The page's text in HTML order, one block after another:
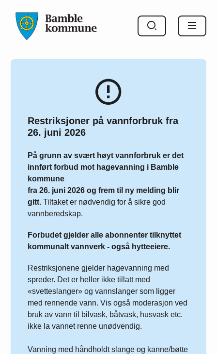
Restriksjoner på vannforbruk fra
26. juni 2026
På grunn av svært høyt vannforbruk er det
innført forbud mot hagevanning i Bamble
kommune
fra 26. juni 2026 og frem til ny melding blir
gitt.Tiltaket er nødvendig for å sikre god
vannberedskap.
Forbudet gjelder alle abonnenter tilknyttet
kommunalt vannverk - også hytteeiere.
Restriksjonene gjelder hagevanning med
spreder. Det er heller ikke tillatt med
«svetteslanger» og vannslanger som ligger
med rennende vann. Vis også moderasjon ved
bruk av vann til bilvask, båtvask, husvask etc.
ikke la vannet renne unødvendig.
Vanning med håndholdt slange og kanne/bøtte